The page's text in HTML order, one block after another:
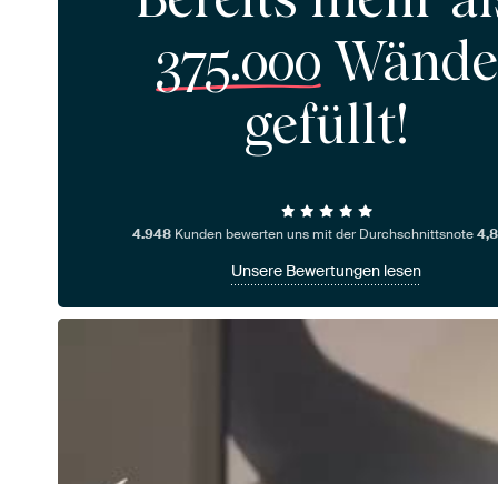
375.000 Wände
gefüllt!
4.948 Kunden bewerten uns mit der Durchschnittsnote
Unsere Bewertungen lesen